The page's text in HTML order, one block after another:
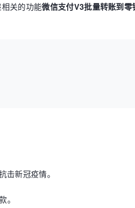
关的功能微信支付V3批量转账到零
击新冠疫情。
。